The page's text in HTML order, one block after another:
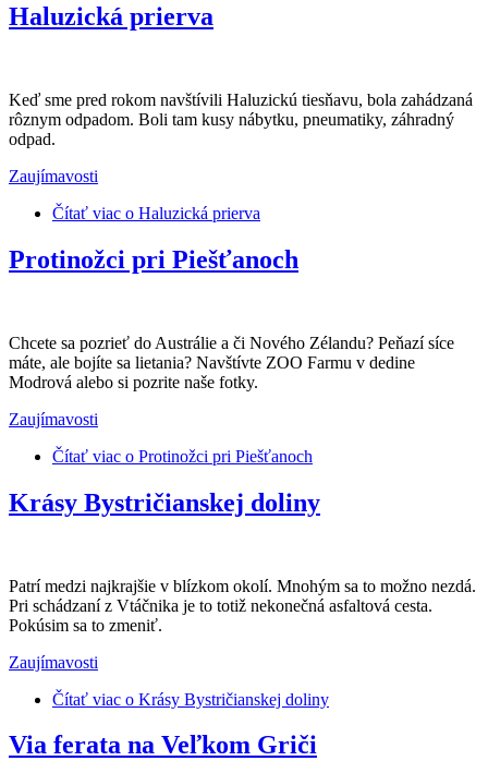
Haluzická prierva
Keď sme pred rokom navštívili Haluzickú tiesňavu, bola zahádzaná
rôznym odpadom. Boli tam kusy nábytku, pneumatiky, záhradný
odpad.
Zaujímavosti
Čítať viac o Haluzická prierva
Protinožci pri Piešťanoch
Chcete sa pozrieť do Austrálie a či Nového Zélandu? Peňazí síce
máte, ale bojíte sa lietania? Navštívte ZOO Farmu v dedine
Modrová alebo si pozrite naše fotky.
Zaujímavosti
Čítať viac o Protinožci pri Piešťanoch
Krásy Bystričianskej doliny
Patrí medzi najkrajšie v blízkom okolí. Mnohým sa to možno nezdá.
Pri schádzaní z Vtáčnika je to totiž nekonečná asfaltová cesta.
Pokúsim sa to zmeniť.
Zaujímavosti
Čítať viac o Krásy Bystričianskej doliny
Via ferata na Veľkom Griči